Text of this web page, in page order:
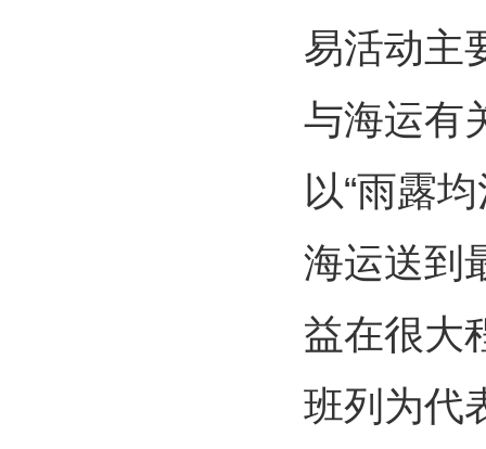
易活动主
与海运有
以“雨露
海运送到
益在很大
班列为代